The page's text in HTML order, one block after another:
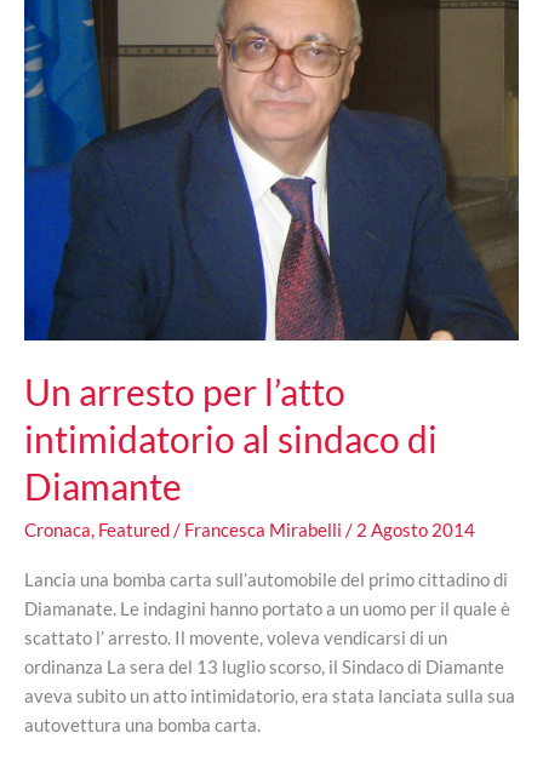
Un arresto per l’atto
intimidatorio al sindaco di
Diamante
Cronaca, Featured/ Francesca Mirabelli / 2 Agosto 2014
Lancia una bomba carta sull’automobile del primo cittadino di
Diamanate. Le indagini hanno portato a un uomo per il quale è
scattato l’ arresto. Il movente, voleva vendicarsi di un
ordinanza La sera del 13 luglio scorso, il Sindaco di Diamante
aveva subito un atto intimidatorio, era stata lanciata sulla sua
autovettura una bomba carta.